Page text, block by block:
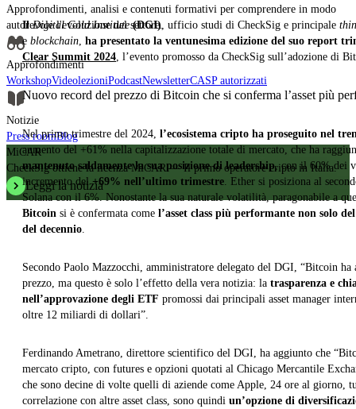
Approfondimenti, analisi e contenuti formativi per comprendere in modo
autorevole l'evoluzione del settore.
Approfondimenti
WorkshopVideolezioniPodcastNewsletterCASP autorizzati
Notizie
Press roomBlog
MiCAR
CheckSig ottiene la licenza MiCAR — Il primo operatore cripto in Italia.
Leggi la notizia
IlDigital Gold Institute(DGI), ufficio studi di CheckSig e principale
e blockchain, ha presentato la ventunesima edizione del suo report
Clear Summit 2024, l’evento promosso da CheckSig sull’adozione di
Nuovo record del prezzo di Bitcoin che si conferma l’asset più
Nel primo trimestre del 2024, l’ecosistema cripto ha proseguito nel
aumento del +61% nella capitalizzazione totale di mercato, che ha
mantenuto saldamente la sua posizione di leadership, con il 60% dei
incremento del+69% nell’ultimo trimestre . Ether si posiziona al
Solana con il 6%. Nonostante la sua naturale volatilità, paragonabile a
Bitcoin si è confermata come l’asset class più performante non solo
del decennio
Secondo Paolo Mazzocchi, amministratore delegato del DGI, “Bitcoin
prezzo, ma questo è solo l’effetto della vera notizia: la trasparenza e
nell’approvazione degli ETF promossi dai principali asset manager
oltre 12 miliardi di dollari”.
Ferdinando Ametrano, direttore scientifico del DGI, ha aggiunto che
mercato cripto, con futures e opzioni quotati al Chicago Mercantile
che sono decine di volte quelli di aziende come Apple, 24 ore al giorno,
correlazione con altre asset class, sono quindi un’opzione di